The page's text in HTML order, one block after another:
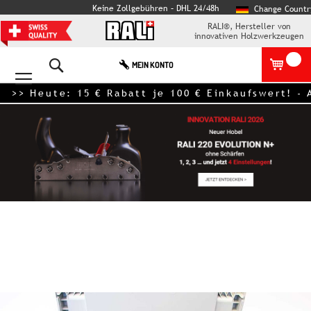
Keine Zollgebühren – DHL 24/48h
Change
RALI®, Hersteller von
innovativen Holzwerkzeugen
MEIN KONTO
Heute: 15 € Rabatt je 100 €